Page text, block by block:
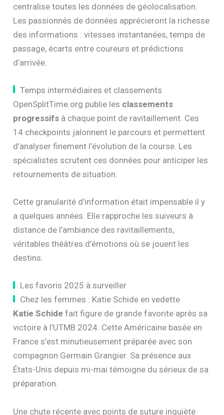
centralise toutes les données de géolocalisation.
Les passionnés de données apprécieront la richesse
des informations : vitesses instantanées, temps de
passage, écarts entre coureurs et prédictions
d’arrivée.
Temps intermédiaires et classements
OpenSplitTime.org publie les classements
progressifs à chaque point de ravitaillement. Ces
14 checkpoints jalonnent le parcours et permettent
d’analyser finement l’évolution de la course. Les
spécialistes scrutent ces données pour anticiper les
retournements de situation.
Cette granularité d’information était impensable il y
a quelques années. Elle rapproche les suiveurs à
distance de l’ambiance des ravitaillements,
véritables théâtres d’émotions où se jouent les
destins.
Les favoris 2025 à surveiller
Chez les femmes : Katie Schide en vedette
Katie Schide fait figure de grande favorite après sa
victoire à l’UTMB 2024. Cette Américaine basée en
France s’est minutieusement préparée avec son
compagnon Germain Grangier. Sa présence aux
États-Unis depuis mi-mai témoigne du sérieux de sa
préparation.
Une chute récente avec points de suture inquiète